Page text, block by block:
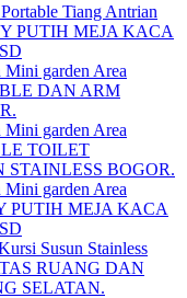
Tiang Antrian
PUTIH MEJA KACA
Mini garden Area
DAN ARM
Mini garden Area
TOILET
STAINLESS BOGOR.
Mini garden Area
PUTIH MEJA KACA
Susun Stainless
RUANG DAN
SELATAN.